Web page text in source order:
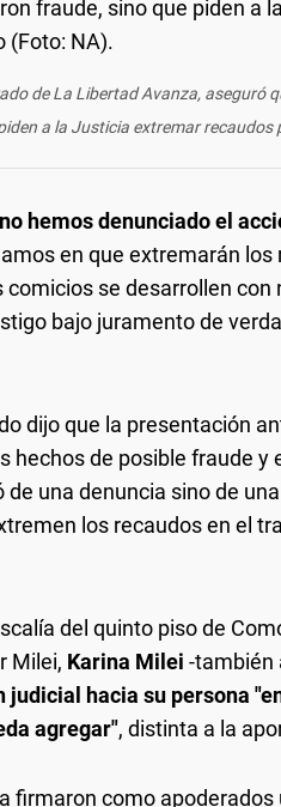
de La Libertad Avanza, aseguró
a la Justicia extremar
hemos denunciado el
en que extremarán
se desarrollen
bajo juramento de
dijo que la presentación
hechos de posible fraude y
de una denuncia sino de
los recaudos en el
del quinto piso de
Milei, Karina Milei -también
hacia su persona
agregar", distinta a la
firmaron como